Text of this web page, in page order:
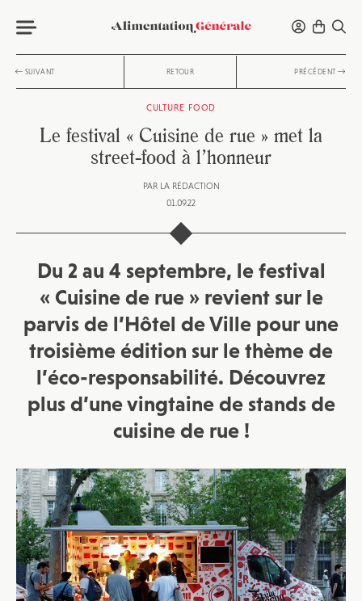
SUIVANT RETOUR PRÉCÉDENT
CULTURE FOOD
Le festival « Cuisine de rue » met la
street-food à l’honneur
PAR LA RÉDACTION
01.09.22
Du 2 au 4 septembre, le festival
« Cuisine de rue » revient sur le
parvis de l’Hôtel de Ville pour une
troisième édition sur le thème de
l’éco-responsabilité. Découvrez
plus d’une vingtaine de stands de
cuisine de rue !